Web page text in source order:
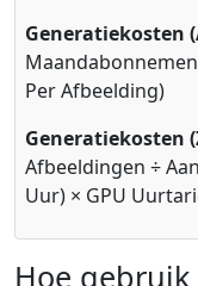
Generatiekosten
Per Afbeelding)
Generatiekosten
Afbeeldingen ÷
Uur) × GPU
Hoe